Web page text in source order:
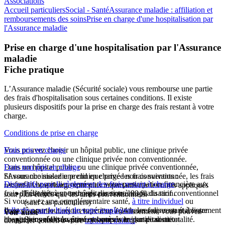
Accueil particuliersSocial - SantéAssurance maladie : affiliation et
remboursements des soinsPrise en charge d'une hospitalisation par
l'Assurance maladie
Prise en charge d'une hospitalisation par l'Assurance
maladie
Fiche pratique
L’Assurance maladie (Sécurité sociale) vous rembourse une partie
des frais d'hospitalisation sous certaines conditions. Il existe
plusieurs dispositifs pour la prise en charge des frais restant à votre
charge.
Conditions de prise en charge
Vous pouvez choisir un hôpital public, une clinique privée
conventionnée ou une clinique privée non conventionnée.
Si vous choisissez une clinique privée non conventionnée, les frais
restant à votre charge sont plus importants car les tarifs appliqués
sont plus élevés que lestarifs conventionnels.
Pour vous aider dans le choix d'un établissement, vous pouvez
demander conseil à votremédecin traitant.
Frais pris en charge
Dans un hôpital public ou une clinique privée conventionnée,
l'Assurance maladie prend en charge les frais suivants :
Frais liés à votre hospitalisation à 80 % dutarif conventionnel
(sauf cas particuliers)
Soins réalisés avant ou après votre hospitalisation
Frais non pris en charge
Le forfait hospitalier représente votre participation financière aux
frais d'hébergement entraînés par votre hospitalisation.
Il est dû pour tout séjour supérieur à 24 heures dans un établissement
hospitalier public ou privé, y compris le jour de sortie.
Dispositifs pour le règlement des frais restant à charge
Si vous avez une complémentaire santé, à titre individuel ou
collective par le biais de votre employeur, les frais restant à votre
charge peuvent vous être remboursés en partie ou en totalité.
Voir aussi